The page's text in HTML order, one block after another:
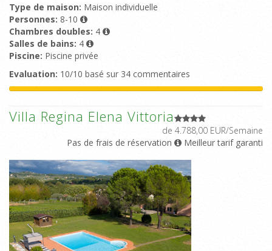
Type de maison: Maison individuelle
Personnes: 8-10
Chambres doubles: 4
Salles de bains: 4
Piscine: Piscine privée
Evaluation: 10/10 basé sur 34 commentaires
Villa Regina Elena Vittoria
de 4.788,00 EUR/Semaine
Pas de frais de réservation
Meilleur tarif garanti